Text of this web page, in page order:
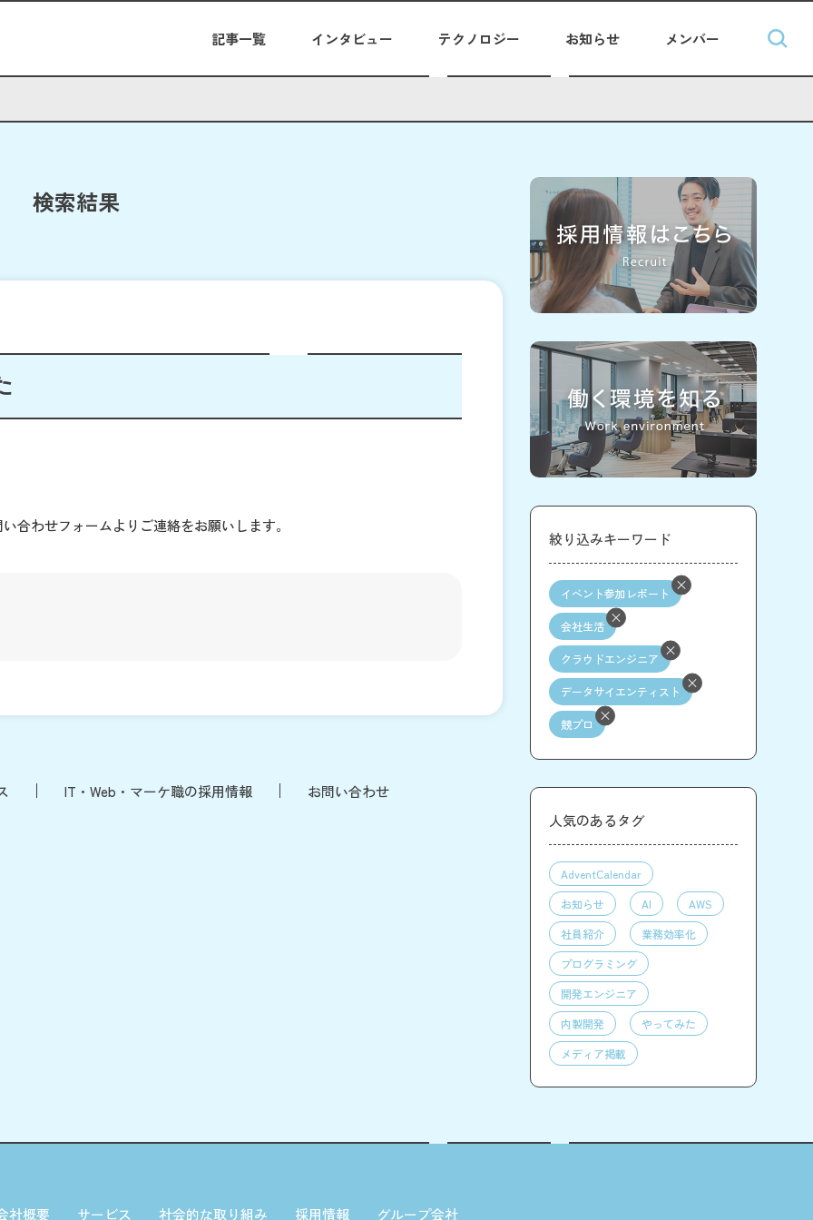
記事一覧 インタビュー テクノロジー お知らせ メンバー
検索結果
合わせフォームよりご連絡をお願いします。
IT・Web・マーケ職の採用情報 お問い合わせ
絞り込みキーワード
イベント参加レポート
会社生活
クラウドエンジニア
データサイエンティスト
競プロ
人気のあるタグ
AdventCalendar
お知らせ
AI
AWS
社員紹介
業務効率化
プログラミング
開発エンジニア
内製開発
やってみた
メディア掲載
社概要 サービス 社会的な取り組み 採用情報 グループ会社